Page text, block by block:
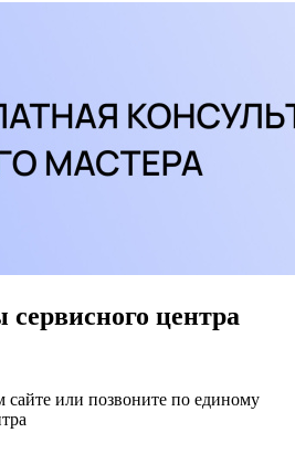
центра
сайте или позвоните по единому